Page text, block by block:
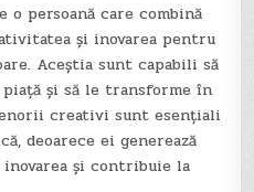
persoană care combină
și inovarea pentru
Aceștia sunt capabili să
și să le transforme în
creativi sunt esențiali
deoarece ei generează
și contribuie la